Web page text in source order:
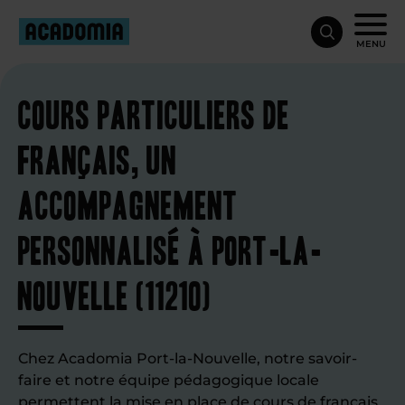
MENU
Cours particuliers de
français, un
accompagnement
personnalisé à Port-la-
Nouvelle (11210)
Chez Acadomia Port-la-Nouvelle, notre savoir-
faire et notre équipe pédagogique locale